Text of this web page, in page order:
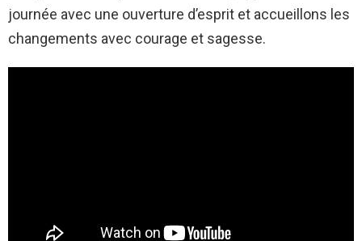
journée avec une ouverture d’esprit et accueillons les
changements avec courage et sagesse.